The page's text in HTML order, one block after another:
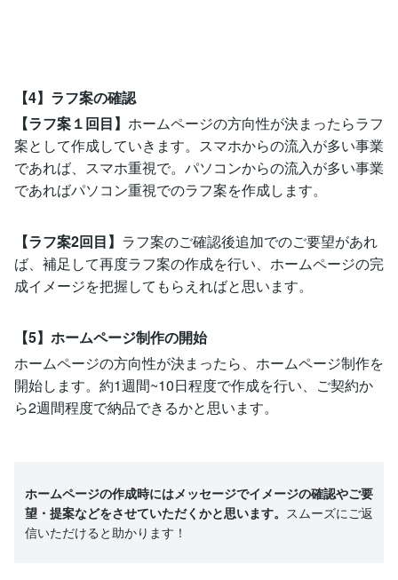
【4】ラフ案の確認
【ラフ案１回目】 ホームページの方向性が決まったらラフ
案として作成していきます。スマホからの流入が多い事業
であれば、スマホ重視で。パソコンからの流入が多い事業
であればパソコン重視でのラフ案を作成します。
【ラフ案2回目】 ラフ案のご確認後追加でのご要望があれ
ば、補足して再度ラフ案の作成を行い、ホームページの完
成イメージを把握してもらえればと思います。
【5】ホームページ制作の開始
ホームページの方向性が決まったら、ホームページ制作を
開始します。約1週間~10日程度で作成を行い、ご契約か
ら2週間程度で納品できるかと思います。
ホームページの作成時にはメッセージでイメージの確認やご要
望・提案などをさせていただくかと思います。 スムーズにご返
信いただけると助かります！